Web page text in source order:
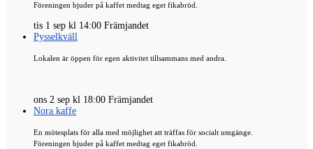
Föreningen bjuder på kaffet medtag eget fikabröd.
tis 1 sep kl 14:00 Främjandet
Pysselkväll
Lokalen är öppen för egen aktivitet tillsammans med andra.
ons 2 sep kl 18:00 Främjandet
Nora kaffe
En mötesplats för alla med möjlighet att träffas för socialt umgänge.
Föreningen bjuder på kaffet medtag eget fikabröd.